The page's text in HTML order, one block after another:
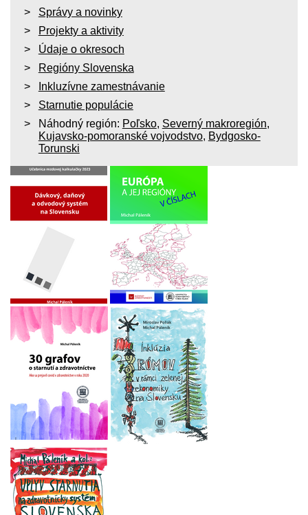
Správy a novinky
Projekty a aktivity
Údaje o okresoch
Regióny Slovenska
Inkluzívne zamestnávanie
Starnutie populácie
Náhodný región: Poľsko, Severný makroregión,
Kujavsko-pomoranské vojvodstvo, Bydgosko-
Torunski